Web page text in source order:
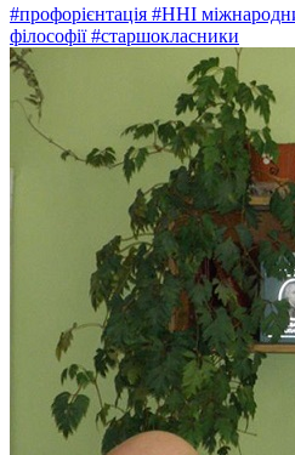
#профорієнтація #ННІ
філософії#старшокласники